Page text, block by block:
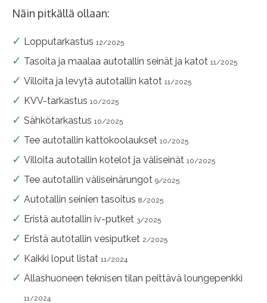
Näin pitkällä ollaan:
Lopputarkastus 12/2025
Tasoita ja maalaa autotallin seinät ja katot 11/2025
Villoita ja levytä autotallin katot 11/2025
KVV-tarkastus 10/2025
Sähkötarkastus 10/2025
Tee autotallin kattokoolaukset 10/2025
Villoita autotallin kotelot ja väliseinät 10/2025
Tee autotallin väliseinärungot 9/2025
Autotallin seinien tasoitus 8/2025
Eristä autotallin iv-putket 3/2025
Eristä autotallin vesiputket 2/2025
Kaikki loput listat 11/2024
Allashuoneen teknisen tilan peittävä loungepenkki
11/2024